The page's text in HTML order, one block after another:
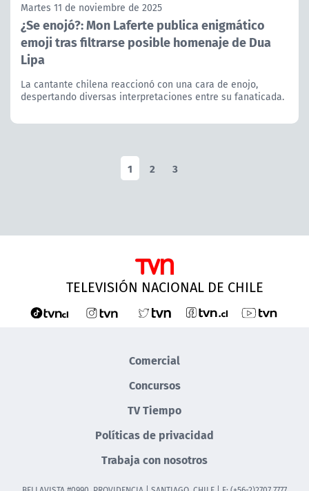
Martes 11 de noviembre de 2025
¿Se enojó?: Mon Laferte publica enigmático
emoji tras filtrarse posible homenaje de Dua
Lipa
La cantante chilena reaccionó con una cara de enojo,
despertando diversas interpretaciones entre su fanaticada.
1 2 3
TELEVISIÓN NACIONAL DE CHILE
Comercial
Concursos
TV Tiempo
Políticas de privacidad
Trabaja con nosotros